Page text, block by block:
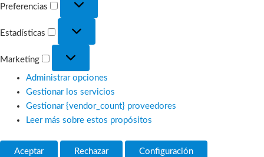
Preferencias
Estadísticas
Marketing
Administrar opciones
Gestionar los servicios
Gestionar {vendor_count} proveedores
Leer más sobre estos propósitos
Aceptar Rechazar Configuración